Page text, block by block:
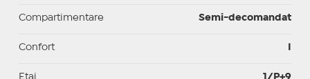
Compartimentare Semi-decomandat
Confort
Etaj 1/P+9